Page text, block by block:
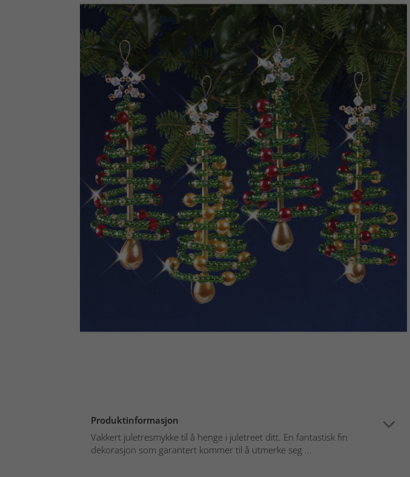
Produktinformasjon
Vakkert juletresmykke til å henge i juletreet ditt. En fantastisk fin
dekorasjon som garantert kommer til å utmerke seg ...